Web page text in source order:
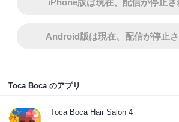
Android版は現在、配信が停止
Toca Boca のアプリ
Toca Boca Hair Salon 4